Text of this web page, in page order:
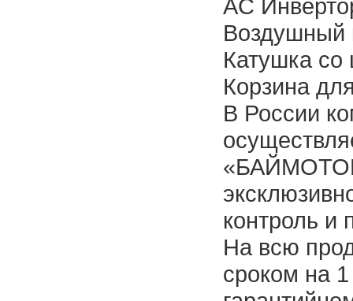
AC
Воздушный
Катушка со
Корзина
В России
контроль и
На всю
сроком на